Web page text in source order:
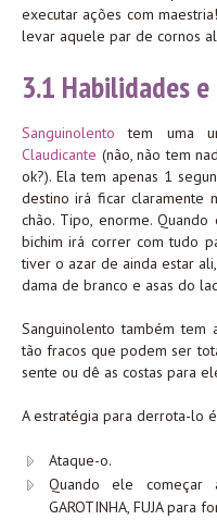
executar ações com
levar aquele par de cornos
3.1 Habilidades
Sanguinolento tem uma
Claudicante (não, não tem
ok?). Ela tem apenas 1
destino irá ficar claramente
chão. Tipo, enorme.
bichim irá correr com tudo
tiver o azar de ainda estar
dama de branco e asas do
Sanguinolento também tem
tão fracos que podem ser
sente ou dê as costas para
A estratégia para derrota-lo
Ataque-o.
Quando ele começar
GAROTINHA, FUJA para